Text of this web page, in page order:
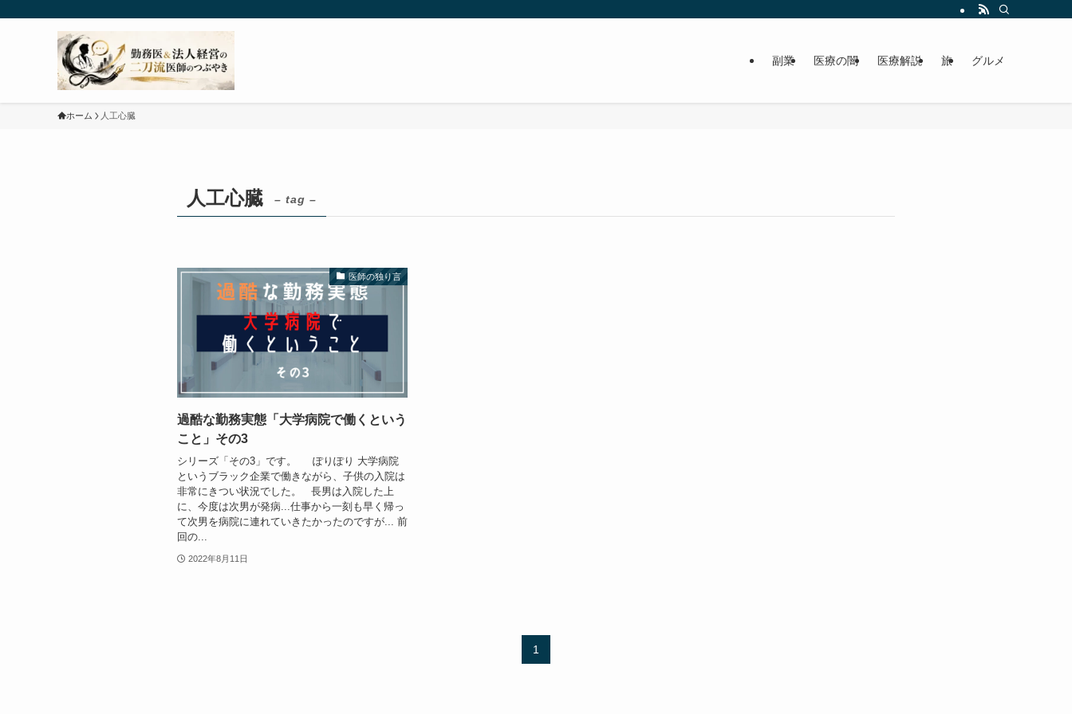
副業 医療の闇 医療解説 旅 グルメ
ホーム 人工心臓
人工心臓 – tag –
医師の独り言
過酷な勤務実態「大学病院で働くという
こと」その3
シリーズ「その3」です。 ぽりぽり 大学病院
というブラック企業で働きながら、子供の入院は
非常にきつい状況でした。 長男は入院した上
に、今度は次男が発病...仕事から一刻も早く帰っ
て次男を病院に連れていきたかったのですが... 前
回の...
2022年8月11日
1